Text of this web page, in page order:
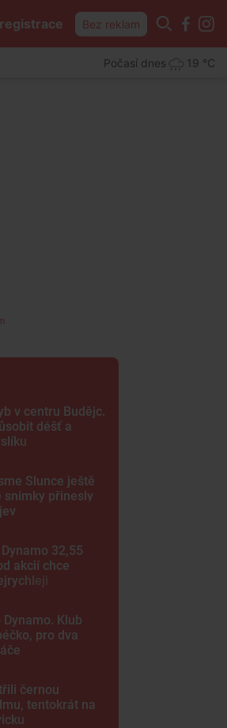
registrace Bez reklam
Počasí dnes 19 °C
v centru Budějc.
déšť a
Slunce ještě
snímky přinesly
32,55
akcií chce
Klub
pro dva
černou
tentokrát na